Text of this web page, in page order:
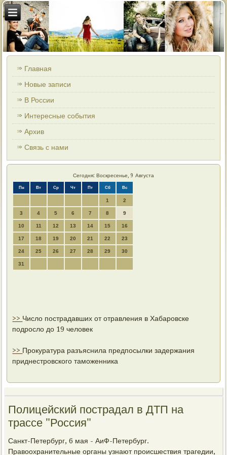
Главная
Новые записи
В России
Интересные события
Архив
Связь с нами
Сегодня: Воскресенье, 9 Августа
Пн Вт Ср Чт Пт Сб Вс
1 2
3 4 5 6 7 8 9
10 11 12 13 14 15 16
17 18 19 20 21 22 23
24 25 26 27 28 29 30
31
>> Число пострадавших от отравления в Хабаровске
подросло до 19 человек
>> Прокуратура разъяснила предпосылки задержания
приднестровского таможенника
Полицейский пострадал в ДТП на
трассе "Россия"
Санкт-Петербург, 6 мая - АиФ-Петербург.
Правоохранительные органы узнают прοисшествия трагедии,